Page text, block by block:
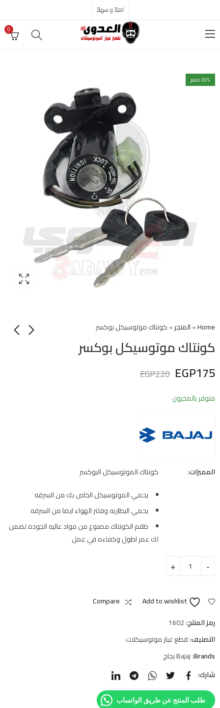
اهلاً و سهلاً
0
20% خصم
Home
»المتجر»كونتاك موتوسيكل بوكسر
كونتاك موتوسيكل بوكسر
EGP175
EGP220
متوفر بالمخزون
المميزات:
كونتاك الموتوسيكل البوكسر
يحمي الموتوسيكل الخاص بك من السرقه
يحمي البطاريه وفلتر الهواء ايضا من السرقه
طقم الكونتاك مصنوع من مواد عاليه الجوده تضمن
لك عمر اطول وكفاءه في عمل
Add to wishlist
Compare
رمز المنتج:1602
التصنيف:قطع غيار موتوسيكلات
Brands: Bajaj بجاج
شارك:
طلب المنتج عن طريق الواتساب